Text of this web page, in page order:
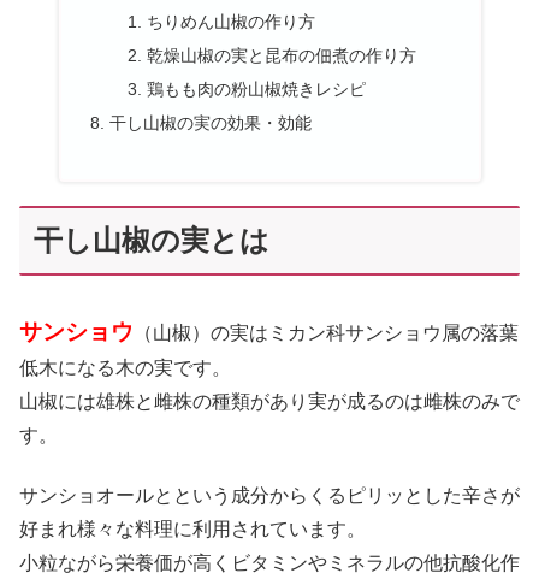
ちりめん山椒の作り方
乾燥山椒の実と昆布の佃煮の作り方
鶏もも肉の粉山椒焼きレシピ
干し山椒の実の効果・効能
干し山椒の実とは
サンショウ
（山椒）の実はミカン科サンショウ属の落葉
低木になる木の実です。
山椒には雄株と雌株の種類があり実が成るのは雌株のみで
す。
サンショオールとという成分からくるピリッとした辛さが
好まれ様々な料理に利用されています。
小粒ながら栄養価が高くビタミンやミネラルの他抗酸化作